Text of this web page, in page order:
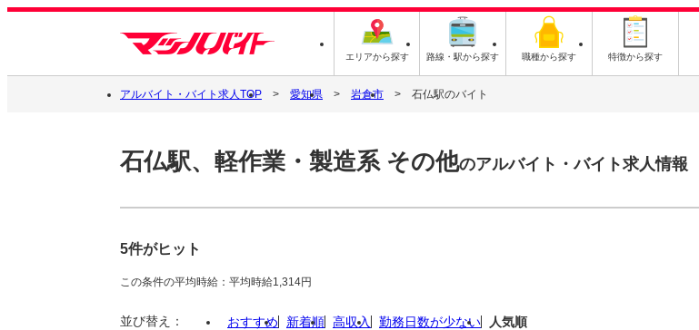
エリアから探す 路線・駅から探す 職種から探す 特徴から探す
アルバイト・バイト求人TOP 愛知県 岩倉市 石仏駅のバイト
石仏駅、軽作業・製造系 その他のアルバイト・バイト求人情報
5件がヒット
この条件の平均時給：平均時給1,314円
並び替え： おすすめ 新着順 高収入 勤務日数が少ない 人気順